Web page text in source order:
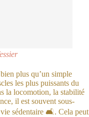
plus qu’un simple
les plus puissants du
la locomotion, la stabilité
il est souvent sous-
vie sédentaire 🛋. Cela peut